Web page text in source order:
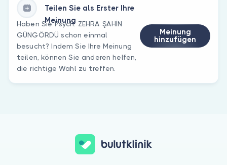
Teilen Sie als Erster Ihre
Meinung
Haben Sie Psych. ZEHRA ŞAHİN
GÜNGÖRDÜ schon einmal
besucht? Indem Sie Ihre Meinung
teilen, können Sie anderen helfen,
die richtige Wahl zu treffen.
Meinung
hinzufügen